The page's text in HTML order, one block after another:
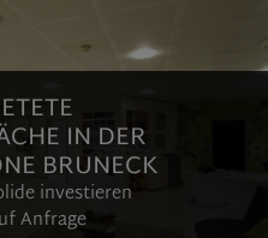
IN DER
BRUNECK
investieren
Anfrage